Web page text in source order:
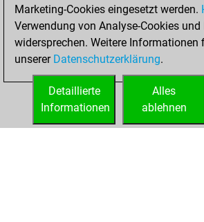
Mittwoch,
Dezember 2, 2020
You created
your Fritz account
Marketing-Cookies eingesetzt werden.
Verwendung von Analyse-Cookies
widersprechen. Weitere Informationen
unserer Datenschutzerklärung.
Alles
ablehnen
Detaillierte
Informationen